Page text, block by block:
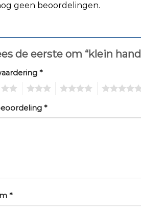
geen beoordelingen.
de eerste om “klein
*
*
*